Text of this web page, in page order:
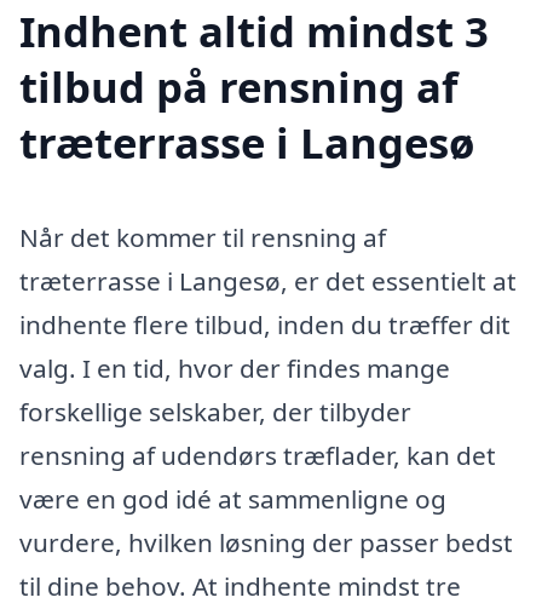
Indhent altid mindst 3
tilbud på rensning af
træterrasse i Langesø
Når det kommer til rensning af
træterrasse i Langesø, er det essentielt at
indhente flere tilbud, inden du træffer dit
valg. I en tid, hvor der findes mange
forskellige selskaber, der tilbyder
rensning af udendørs træflader, kan det
være en god idé at sammenligne og
vurdere, hvilken løsning der passer bedst
til dine behov. At indhente mindst tre